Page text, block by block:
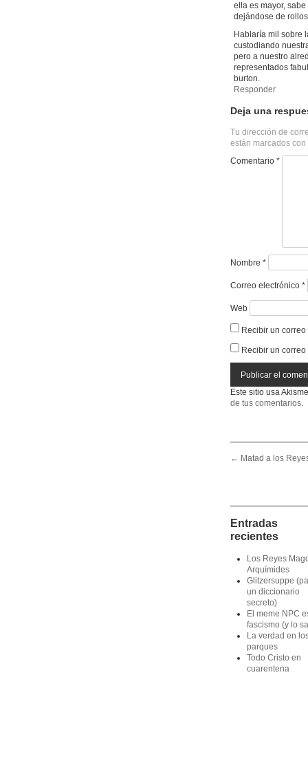
ella es mayor,
dejándose de
Hablaría mil sobre
custodiando
pero a nuestro
representados
burton.
Responder
Deja una
Tu dirección de
están marcados con
Comentario *
Nombre *
Correo electrónico *
Web
Recibir un
Recibir un
Este sitio usa
de tus comentarios.
Post navigation
← Matad a los
Entradas
recientes
Los Reyes
Arquímides
Glitzersuppe
un diccionario
secreto)
El meme NPC
fascismo (y lo
La verdad en
parques
Todo Cristo en
cuarentena